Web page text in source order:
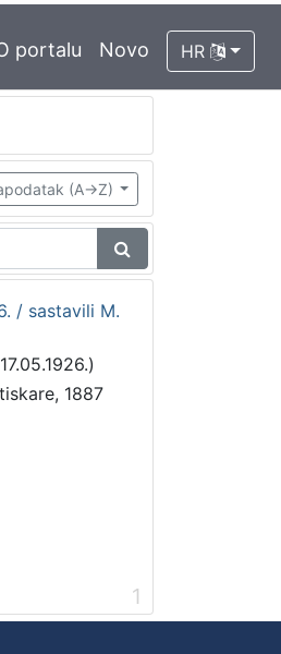
portalu Novo HR
(A->Z)
/ sastavili M.
1887
1